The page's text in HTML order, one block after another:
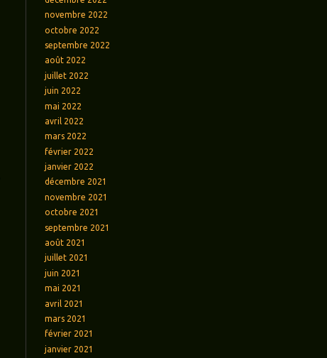
novembre 2022
octobre 2022
septembre 2022
août 2022
juillet 2022
juin 2022
mai 2022
avril 2022
mars 2022
février 2022
janvier 2022
décembre 2021
novembre 2021
octobre 2021
septembre 2021
août 2021
juillet 2021
juin 2021
mai 2021
avril 2021
mars 2021
février 2021
janvier 2021